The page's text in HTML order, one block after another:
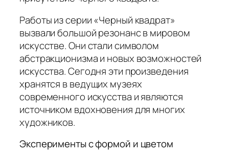
Работы из серии «Черный квадрат»
вызвали большой резонанс в мировом
искусстве. Они стали символом
абстракционизма и новых возможностей
искусства. Сегодня эти произведения
хранятся в ведущих музеях
современного искусства и являются
источником вдохновения для многих
художников.
Эксперименты с формой и цветом